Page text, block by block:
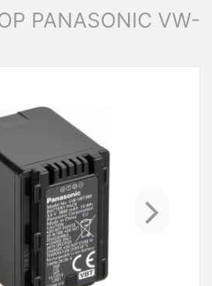
PANASONIC VW-